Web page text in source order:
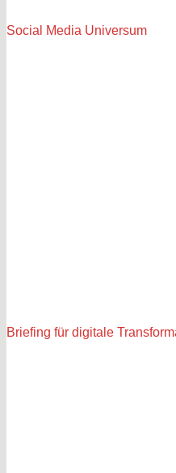
Social Media Universum
Briefing für digitale